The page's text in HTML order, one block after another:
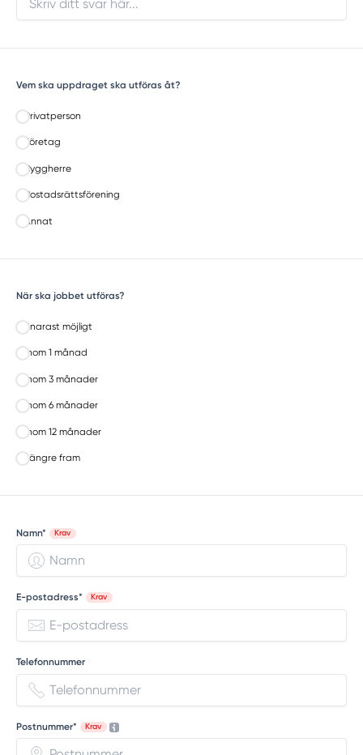
Vem ska uppdraget ska utföras åt?
Privatperson
Företag
Byggherre
Bostadsrättsförening
Annat
När ska jobbet utföras?
Snarast möjligt
Inom 1 månad
Inom 3 månader
Inom 6 månader
Inom 12 månader
Längre fram
Namn* Krav
E-postadress* Krav
Telefonnummer
Postnummer* Krav